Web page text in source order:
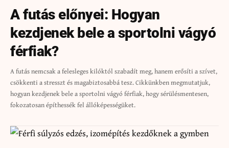
A futás előnyei: Hogyan
kezdjenek bele a sportolni vágyó
férfiak?
A futás nemcsak a felesleges kilóktól szabadít meg, hanem erősíti a szívet,
csökkenti a stresszt és magabiztosabbá tesz. Cikkünkben megmutatjuk,
hogyan kezdjenek bele a sportolni vágyó férfiak, hogy sérülésmentesen,
fokozatosan építhessék fel állóképességüket.